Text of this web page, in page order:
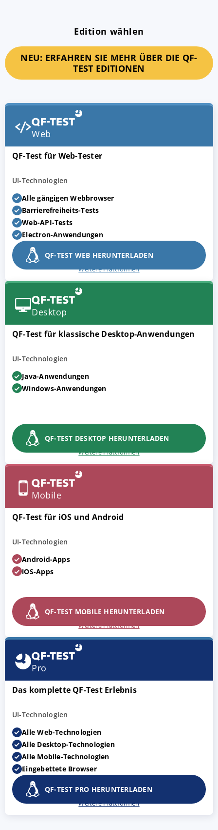
Edition wählen
NEU: ERFAHREN SIE MEHR ÜBER DIE QF-
TEST EDITIONEN
Web
QF-Test für Web-Tester
UI-Technologien
Alle gängigen Webbrowser
Barrierefreiheits-Tests
Web-API-Tests
Electron-Anwendungen
QF-TEST WEB HERUNTERLADEN
Weitere Plattformen
Desktop
QF-Test für klassische Desktop-Anwendungen
UI-Technologien
Java-Anwendungen
Windows-Anwendungen
QF-TEST DESKTOP HERUNTERLADEN
Weitere Plattformen
Mobile
QF-Test für iOS und Android
UI-Technologien
Android-Apps
iOS-Apps
QF-TEST MOBILE HERUNTERLADEN
Weitere Plattformen
Pro
Das komplette QF-Test Erlebnis
UI-Technologien
Alle Web-Technologien
Alle Desktop-Technologien
Alle Mobile-Technologien
Eingebettete Browser
QF-TEST PRO HERUNTERLADEN
Weitere Plattformen